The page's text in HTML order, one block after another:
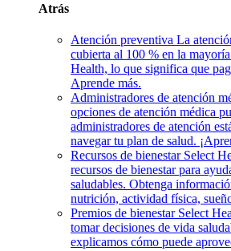
Atrás
Atención preventiva La
cubierta al 100 % en la
Health, lo que significa que
Aprende más.
Administradores de atención
opciones de atención médica
administradores de atención
navegar tu plan de salud.
Recursos de bienestar Select
recursos de bienestar para
saludables. Obtenga
nutrición, actividad física,
Premios de bienestar Select
tomar decisiones de vida
explicamos cómo puede